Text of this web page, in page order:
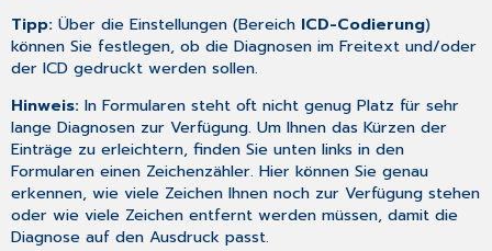
Tipp:Über dieEinstellungen (Bereich ICD-Codierung)
können Sie festlegen, ob die Diagnosen im Freitext und/oder
der ICD gedruckt werden sollen.
Hinweis:In Formularen steht oft nicht genug Platz für sehr
lange Diagnosen zur Verfügung. Um Ihnen das Kürzen der
Einträge zu erleichtern, finden Sie unten links in den
Formularen einen Zeichenzähler. Hier können Sie genau
erkennen, wie viele Zeichen Ihnen noch zur Verfügung stehen
oder wie viele Zeichen entfernt werden müssen, damit die
Diagnose auf den Ausdruck passt.